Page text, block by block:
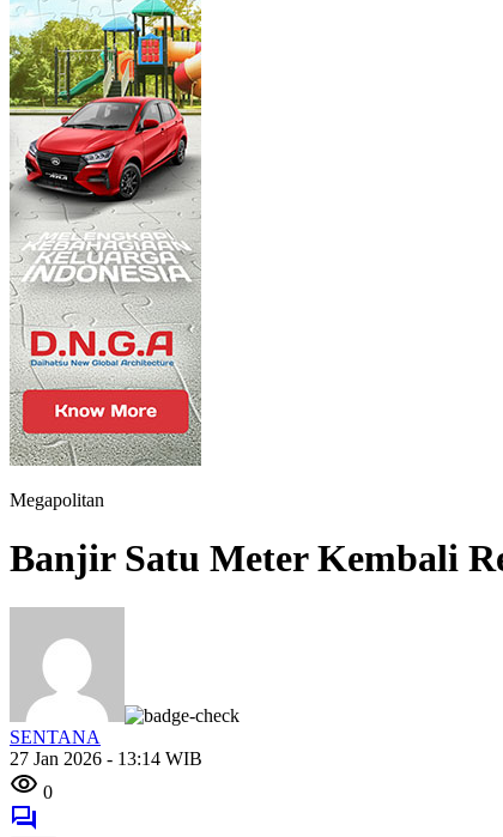
Megapolitan
Banjir Satu Meter Kembali
SENTANA
27 Jan 2026 - 13:14 WIB
0